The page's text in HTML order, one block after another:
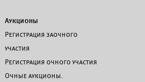
Аукционы
Регистрация заочного
участия
Регистрация очного участия
Очные аукционы.